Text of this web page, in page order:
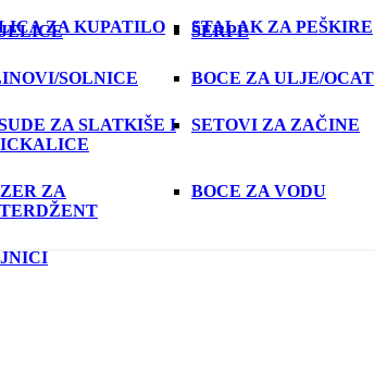
ŠERPE
SOLNICE BOCE ZA ULJE/OCAT
ZA SLATKIŠE I
SETOVI ZA ZAČINE
ZA
BOCE ZA VODU
ZA KUPATILO STALAK ZA PEŠKIRE